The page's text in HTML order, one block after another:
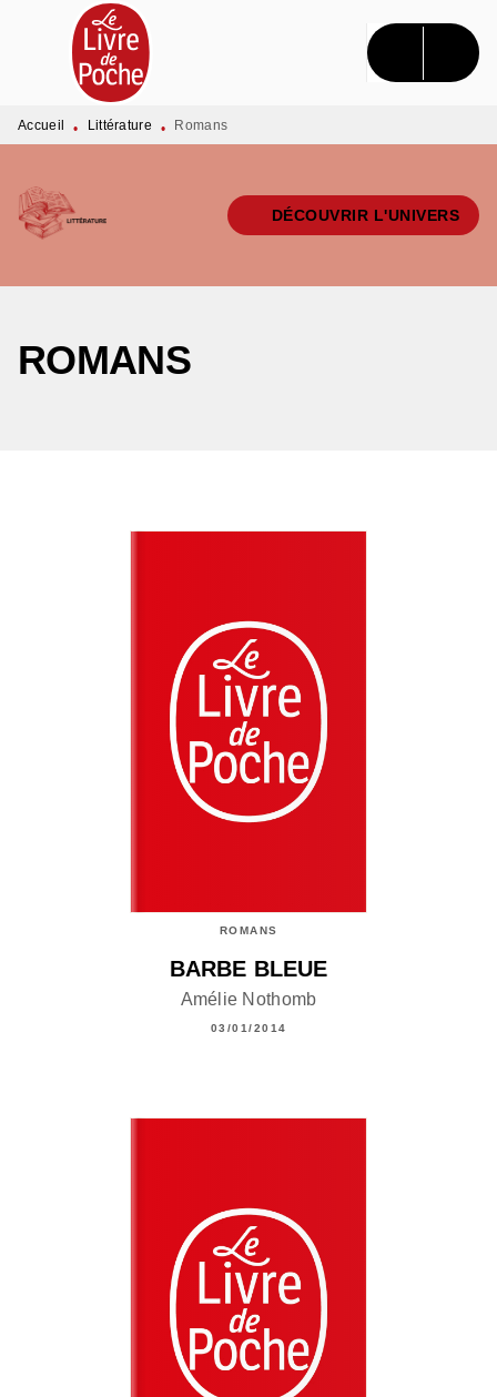
MENU RECHERCHE CONTENU
PIED DE PAGE
Accueil • Littérature • Romans
DÉCOUVRIR L'UNIVERS
ROMANS
ROMANS
BARBE BLEUE
Amélie Nothomb
03/01/2014